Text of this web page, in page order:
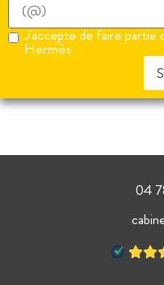
J'accepte de faire partie
Hermès
04